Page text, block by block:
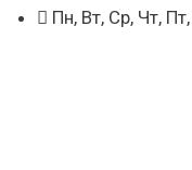
Пн, Вт, Ср, Чт,